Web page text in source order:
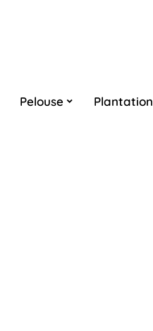
Pelouse Plantation